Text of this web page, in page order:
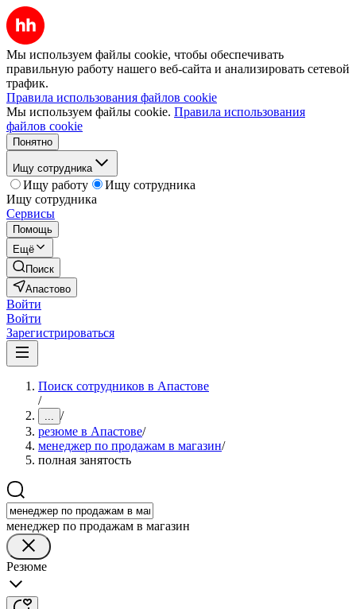
Мы используем файлы cookie, чтобы обеспечивать
правильную работу нашего веб-сайта и анализировать сетевой
трафик.
Правила использования файлов cookie
Мы используем файлы cookie. Правила использования
файлов cookie
Понятно
Ищу сотрудника
Ищу работу
Ищу сотрудника
Ищу сотрудника
Сервисы
Помощь
Ещё
Поиск
Апастово
Войти
Войти
Зарегистрироваться
Поиск сотрудников в Апастове
/
... /
резюме в Апастове/
менеджер по продажам в магазин/
полная занятость
менеджер по продажам в магазин
Резюме